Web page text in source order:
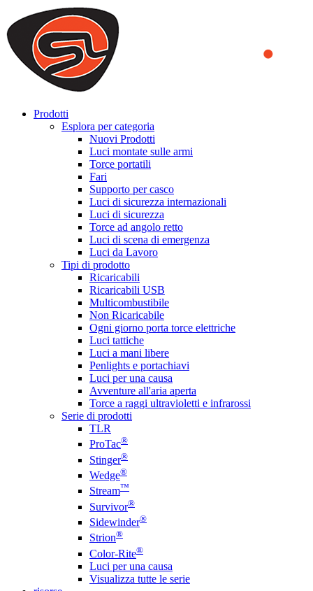
We use cookies to ensure that we provide you the best experience
on our website. By continuing to browse this website, you accept
that cookies are used to help us analyze how the website is used and
to offer you a better experience. To learn more or to find out how
you can disable cookies, you can access our
Prodotti
Esplora per categoria
Nuovi Prodotti
Luci montate sulle armi
Torce portatili
Fari
Supporto per casco
Luci di sicurezza internazionali
Luci di sicurezza
Torce ad angolo retto
Luci di scena di emergenza
Luci da Lavoro
Tipi di prodotto
Ricaricabili
Ricaricabili USB
Multicombustibile
Non Ricaricabile
Ogni giorno porta torce elettriche
Luci tattiche
Luci a mani libere
Penlights e portachiavi
Luci per una causa
Avventure all'aria aperta
Torce a raggi ultravioletti e infrarossi
Serie di prodotti
TLR
ProTac®
Stinger®
Wedge®
Stream™
Survivor®
Sidewinder®
Strion®
Color-Rite®
Luci per una causa
Visualizza tutte le serie